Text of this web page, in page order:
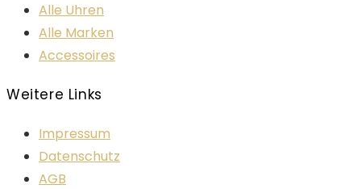
Alle Uhren
Alle Marken
Accessoires
Weitere Links
Impressum
Datenschutz
AGB